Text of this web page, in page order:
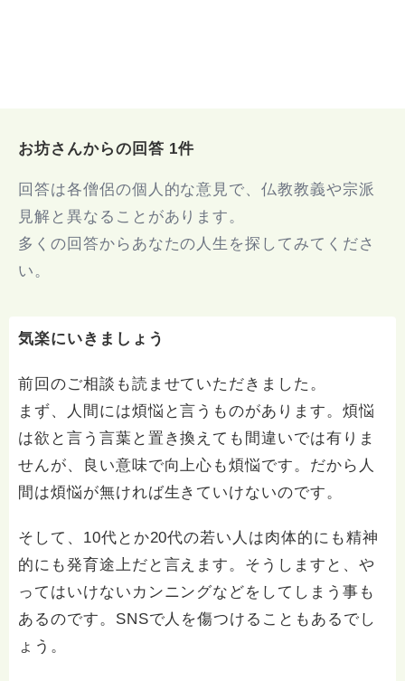
お坊さんからの回答 1件
回答は各僧侶の個人的な意見で、仏教教義や宗派
見解と異なることがあります。
多くの回答からあなたの人生を探してみてくださ
い。
気楽にいきましょう
前回のご相談も読ませていただきました。
まず、人間には煩悩と言うものがあります。煩悩
は欲と言う言葉と置き換えても間違いでは有りま
せんが、良い意味で向上心も煩悩です。だから人
間は煩悩が無ければ生きていけないのです。
そして、10代とか20代の若い人は肉体的にも精神
的にも発育途上だと言えます。そうしますと、や
ってはいけないカンニングなどをしてしまう事も
あるのです。SNSで人を傷つけることもあるでし
ょう。